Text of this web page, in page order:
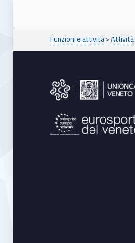
Breadcrumbs navigation
Funzioni e attività>Attività
Footer sidebar